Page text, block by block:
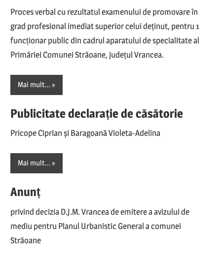
Proces verbal cu rezultatul examenului de promovare în
grad profesional imediat superior celui deținut, pentru 1
funcționar public din cadrul aparatului de specialitate al
Primăriei Comunei Străoane, județul Vrancea.
Mai mult...
Publicitate declarație de căsătorie
Pricope Ciprian și Baragoană Violeta-Adelina
Mai mult...
Anunț
privind decizia D.J.M. Vrancea de emitere a avizului de
mediu pentru Planul Urbanistic General a comunei
Străoane